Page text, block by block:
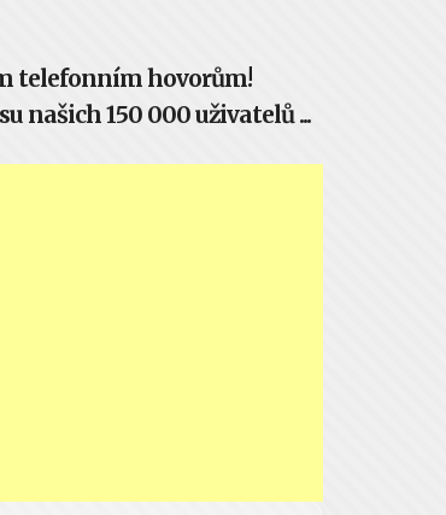
telefonním hovorům!
našich 150 000 uživatelů ...